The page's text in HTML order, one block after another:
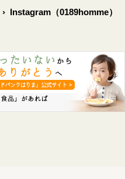
›Instagram（0189homme）